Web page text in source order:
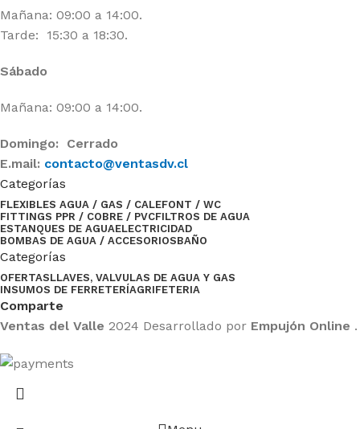
Mañana: 09:00 a 14:00.
Tarde: 15:30 a 18:30.
Sábado
Mañana: 09:00 a 14:00.
Domingo: Cerrado
E.mail: contacto@ventasdv.cl
Categorías
FLEXIBLES AGUA / GAS / CALEFONT / WC
FITTINGS PPR / COBRE / PVCFILTROS DE AGUA
ESTANQUES DE AGUAELECTRICIDAD
BOMBAS DE AGUA / ACCESORIOSBAÑO
Categorías
OFERTASLLAVES, VALVULAS DE AGUA Y GAS
INSUMOS DE FERRETERÍAGRIFETERIA
Comparte
Ventas del Valle 2024 Desarrollado por Empujón Online .